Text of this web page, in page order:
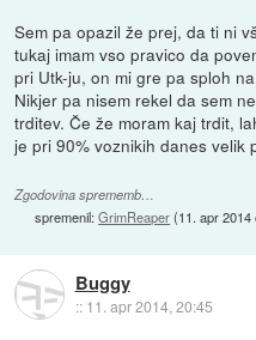
Sem pa opazil že prej, da ti ni
tukaj imam vso pravico da
pri Utk-ju, on mi gre pa sploh
Nikjer pa nisem rekel da sem
trditev. Če že moram kaj trdit,
je pri 90% voznikih danes velik
Zgodovina sprememb…
spremenil:GrimReaper(11. apr 2014
Buggy
:: 11. apr 2014, 20:45